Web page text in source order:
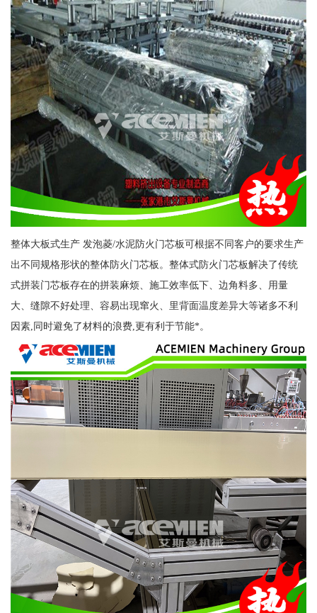
整体大板式生产 发泡菱/水泥防火门芯板可根据不同客户的要求生产
出不同规格形状的整体防火门芯板。整体式防火门芯板解决了传统
式拼装门芯板存在的拼装麻烦、施工效率低下、边角料多、用量
大、缝隙不好处理、容易出现窜火、里背面温度差异大等诸多不利
因素,同时避免了材料的浪费,更有利于节能*。